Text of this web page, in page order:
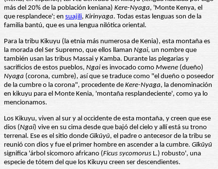
más del 20% de la población keniana) Kere-Nyaga, 'Monte Kenya, el
que resplandece'; en suajili, Kirinyaga. Todas estas lenguas son de la
familia bantú, que es una lengua nilótica oriental.
Para la tribu Kikuyu (la etnia más numerosa de Kenia), esta montaña es
la morada del Ser Supremo, que ellos llaman Ngai, un nombre que
también usan las tribus Massai y Kamba. Durante las plegarias y
sacrificios de estos pueblos, Ngaies invocado como Mwene (dueño)
Nyaga (corona, cumbre), así que se traduce como "el dueño o poseedor
de la cumbre o la corona", procedente de Kere-Nyaga, la denominación
en kikuyu para el Monte Kenia, 'montaña resplandeciente', como ya lo
mencionamos.
Los Kikuyu, viven al sur y al occidente de esta montaña, y creen que ese
dios (Ngai) vive en su cima desde que bajó del cielo y allí está su trono
terrenal. Ese es el sitio donde Gĩkũyũ, el padre o antecesor de la tribu se
reunió con dios y fue el primer hombre en ascender a la cumbre. Gĩkũyũ
significa 'árbol sicomoro africano (Ficus sycomorus L.) robusto', una
especie de tótem del que los Kikuyu creen ser descendientes.